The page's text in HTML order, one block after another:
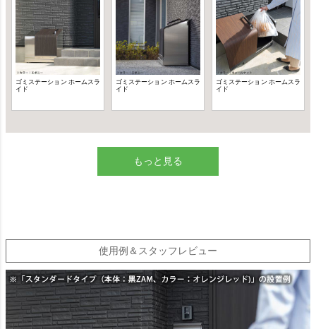
もっと見る
使用例＆スタッフレビュー